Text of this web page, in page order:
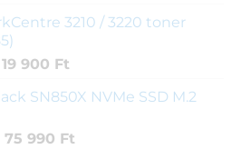
690 Ft.
is:
990 Ft.
3210 / 3220 toner
Original
was:
590 Ft.
19 900 FtCurrent
is:
900 Ft.
SN850X NVMe SSD M.2
Original
75 990 FtCurrent